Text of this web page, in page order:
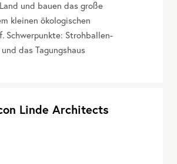
und bauen das große
kleinen ökologischen
Schwerpunkte: Strohballen-
das Tagungshaus
Linde Architects